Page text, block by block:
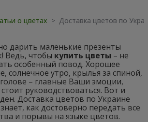
о цветах > Доставка цветов по
дарить маленькие презенты
Ведь, чтобы купить цветы – не
особенный повод. Хорошее
солнечное утро, крылья за спиной,
– главные Ваши эмоции,
руководствоваться. Вот и
Доставка цветов по Украине
как достоверно передать все
и порывы на языке цветов.